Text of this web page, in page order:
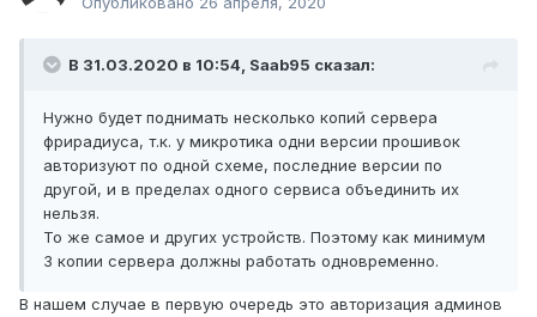
В 31.03.2020 в 10:54, Saab95 сказал:
Нужно будет поднимать несколько копий сервера
фрирадиуса, т.к. у микротика одни версии прошивок
авторизуют по одной схеме, последние версии по
другой, и в пределах одного сервиса объединить их
нельзя.
То же самое и других устройств. Поэтому как минимум
3 копии сервера должны работать одновременно.
В нашем случае в первую очередь это авторизация админов